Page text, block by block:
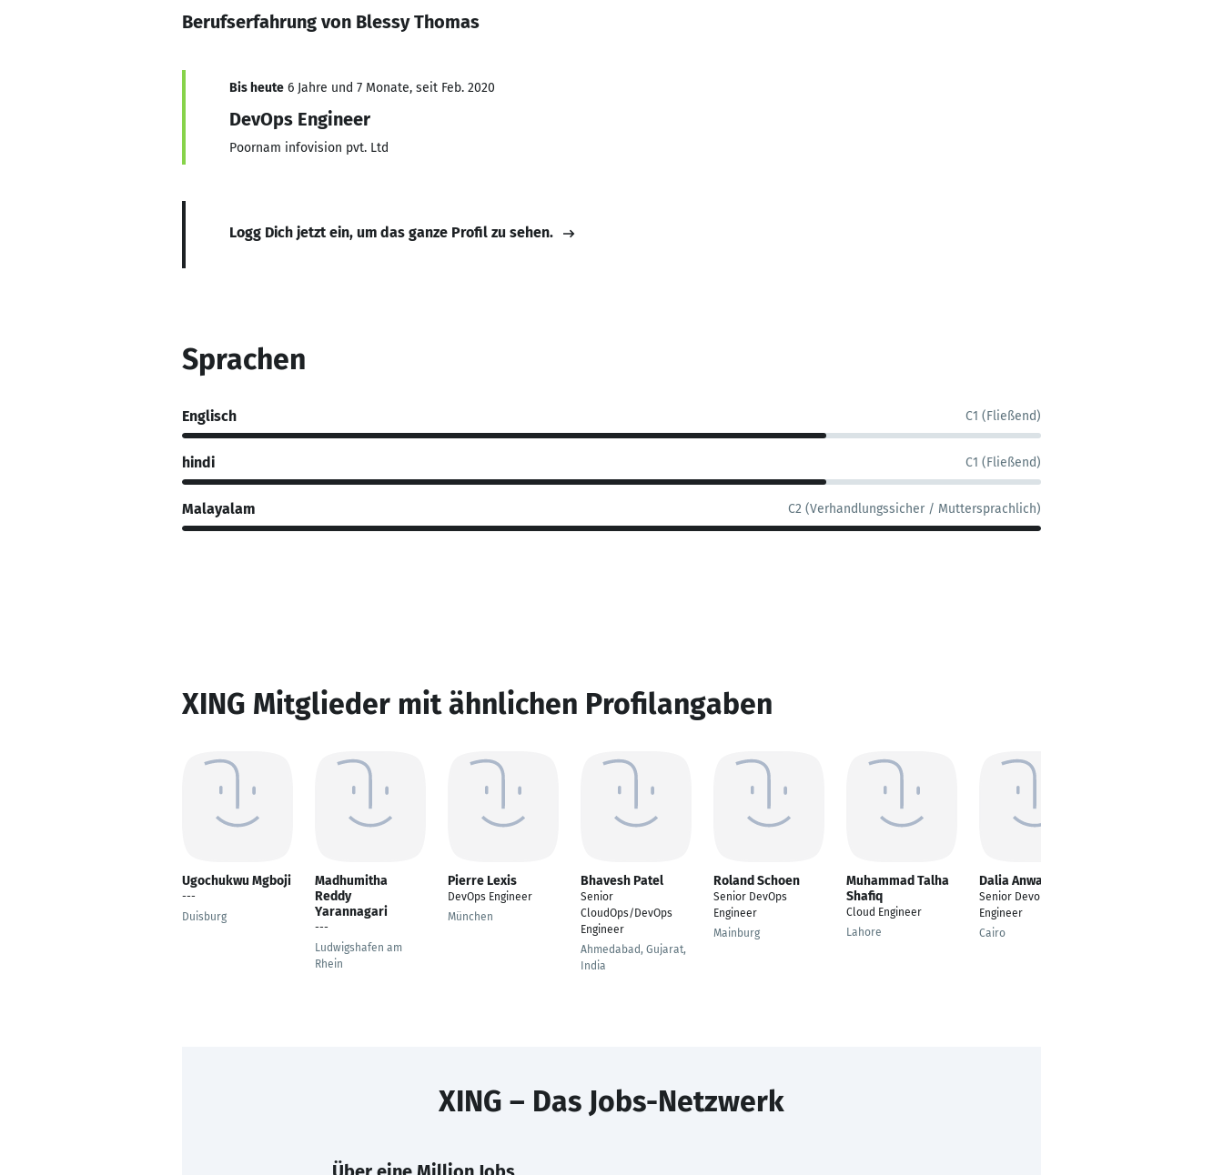
Berufserfahrung von Blessy Thomas
Bis heute 6 Jahre und 7 Monate, seit Feb. 2020
DevOps Engineer
Poornam infovision pvt. Ltd
Logg Dich jetzt ein, um das ganze Profil zu sehen.
Sprachen
Englisch C1 (Fließend)
hindi C1 (Fließend)
Malayalam C2 (Verhandlungssicher / Muttersprachlich)
XING Mitglieder mit ähnlichen Profilangaben
Ugochukwu Mgboji
---
Duisburg
Madhumitha
Reddy
Yarannagari
---
Ludwigshafen am
Rhein
Pierre Lexis
DevOps Engineer
München
Bhavesh Patel
Senior
CloudOps/DevOps
Engineer
Ahmedabad, Gujarat,
India
Roland Schoen
Senior DevOps
Engineer
Mainburg
Muhammad Talha
Shafiq
Cloud Engineer
Lahore
Dalia Anwar
Senior Devops
Engineer
Cairo
XING – Das Jobs-Netzwerk